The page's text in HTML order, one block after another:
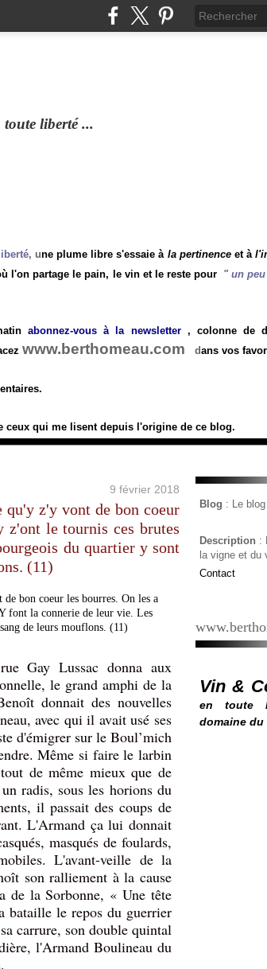
liberté ...
, une plume libre s'essaie à la pertinenceet à
l'on partage le pain, le vin et le reste pour "un peu
abonnez-vous à la newsletter, colonne de
www.berthomeau.com dans vos
ceux qui me lisent depuis l'origine de ce blog.
9 février 2018
qu'y z'y vont de bon coeur
le tournis ces brutes
du quartier y sont
(11)
Gay Lussac donna aux
le grand amphi de la
donnait des nouvelles
avec qui il avait usé ses
d'émigrer sur le Boul’mich
Même si faire le larbin
de même mieux que de
radis, sous les horions du
il passait des coups de
L'Armand ça lui donnait
masqués de foulards,
L'avant-veille de la
son ralliement à la cause
de la Sorbonne, « Une tête
bataille le repos du guerrier
carrure, son double quintal
l'Armand Boulineau du
Blog : Le
Description :
la vigne et du
Contact
Vin &
en toute
domaine du